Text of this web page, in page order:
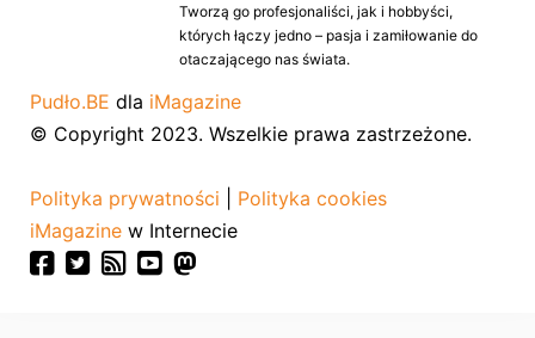
Tworzą go profesjonaliści, jak i hobbyści,
których łączy jedno – pasja i zamiłowanie do
otaczającego nas świata.
Pudło.BE dla iMagazine
© Copyright 2023. Wszelkie prawa zastrzeżone.
Polityka prywatności
Polityka cookies
iMagazine w Internecie